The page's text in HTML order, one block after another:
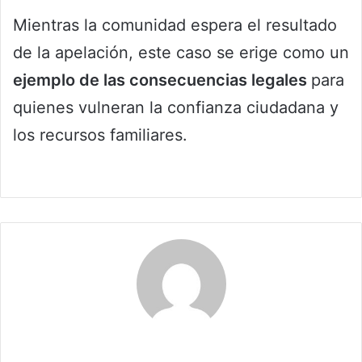
Mientras la comunidad espera el resultado
de la apelación, este caso se erige como un
ejemplo de las consecuencias legales para
quienes vulneran la confianza ciudadana y
los recursos familiares.